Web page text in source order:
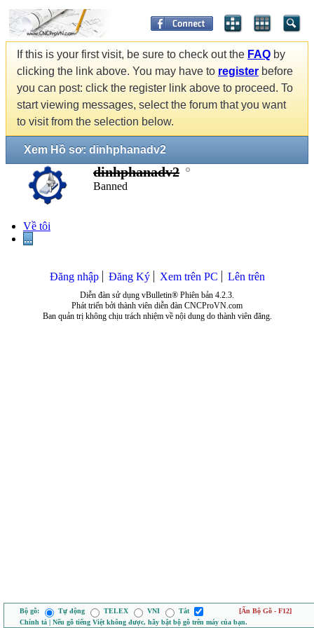
If this is your first visit, be sure to check out the FAQ by
clicking the link above. You may have to register before
you can post: click the register link above to proceed. To
start viewing messages, select the forum that you want
to visit from the selection below.
Xem Hồ sơ: dinhphanadv2
dinhphanadv2
Banned
Về tôi
...
Đăng nhập Đăng Ký Xem trên PC Lên trên
Diễn đàn sử dụng vBulletin® Phiên bản 4.2.3.
Phát triển bởi thành viên diễn đàn CNCProVN.com
Ban quản trị không chịu trách nhiệm về nội dung do thành viên đăng.
Bộ gõ: Tự động TELEX VNI Tắt
[Ẩn Bộ Gõ - F12]
Chính tả | Nếu gõ tiếng Việt không được, hãy bật bộ gõ trên máy của bạn.